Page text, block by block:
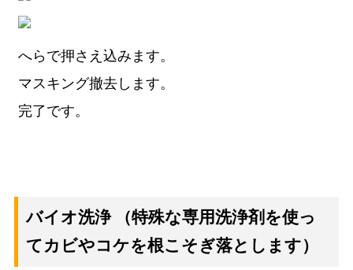
へらで押さえ込みます。
マスキング撤去します。
完了です。
バイオ洗浄（特殊な専用洗浄剤を使っ
てカビやコケを根こそぎ落とします）